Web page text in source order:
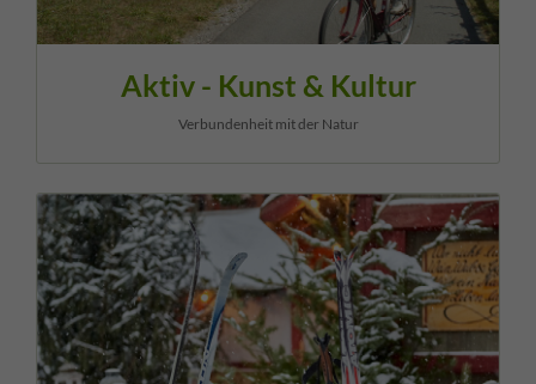
Aktiv - Kunst & Kultur
Verbundenheit mit der Natur